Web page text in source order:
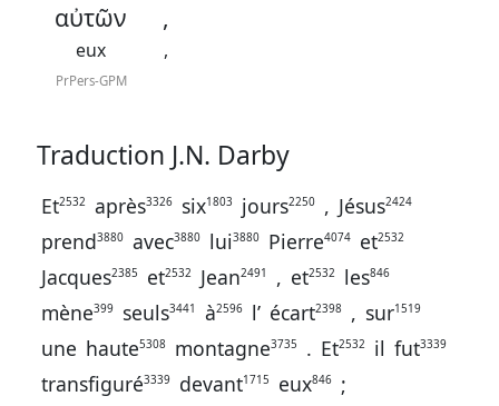
αὐτῶν
eux
PrPers-GPM
,
,
Traduction J.N. Darby
Et2532 après3326 six1803 jours2250 , Jésus2424
prend3880 avec3880 lui3880 Pierre4074 et2532
Jacques2385 et2532 Jean2491 , et2532 les846
mène399 seuls3441 à2596 l’ écart2398 , sur1519
une haute5308 montagne3735 . Et2532 il fut3339
transfiguré3339 devant1715 eux846 ;